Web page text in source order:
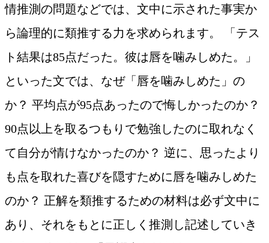
情推測の問題などでは、文中に示された事実か
ら論理的に類推する力を求められます。 「テス
ト結果は85点だった。彼は唇を噛みしめた。」
といった文では、なぜ「唇を噛みしめた」の
か？ 平均点が95点あったので悔しかったのか？
90点以上を取るつもりで勉強したのに取れなく
て自分が情けなかったのか？ 逆に、思ったより
も点を取れた喜びを隠すために唇を噛みしめた
のか？ 正解を類推するための材料は必ず文中に
あり、それをもとに正しく推測し記述していき